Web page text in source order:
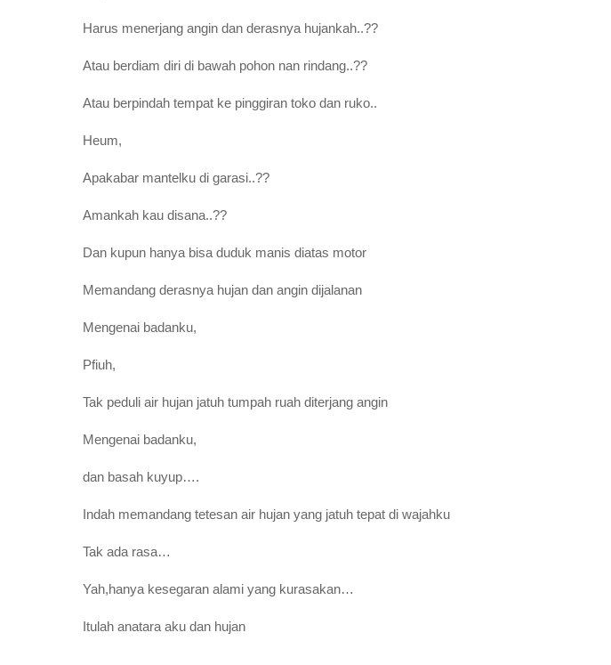
Harus menerjang angin dan derasnya hujankah..??
Atau berdiam diri di bawah pohon nan rindang..??
Atau berpindah tempat ke pinggiran toko dan ruko..
Heum,
Apakabar mantelku di garasi..??
Amankah kau disana..??
Dan kupun hanya bisa duduk manis diatas motor
Memandang derasnya hujan dan angin dijalanan
Mengenai badanku,
Pfiuh,
Tak peduli air hujan jatuh tumpah ruah diterjang angin
Mengenai badanku,
dan basah kuyup….
Indah memandang tetesan air hujan yang jatuh tepat di wajahku
Tak ada rasa…
Yah,hanya kesegaran alami yang kurasakan…
Itulah anatara aku dan hujan